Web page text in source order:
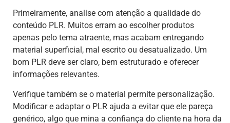
Primeiramente, analise com atenção a qualidade do
conteúdo PLR. Muitos erram ao escolher produtos
apenas pelo tema atraente, mas acabam entregando
material superficial, mal escrito ou desatualizado. Um
bom PLR deve ser claro, bem estruturado e oferecer
informações relevantes.
Verifique também se o material permite personalização.
Modificar e adaptar o PLR ajuda a evitar que ele pareça
genérico, algo que mina a confiança do cliente na hora da